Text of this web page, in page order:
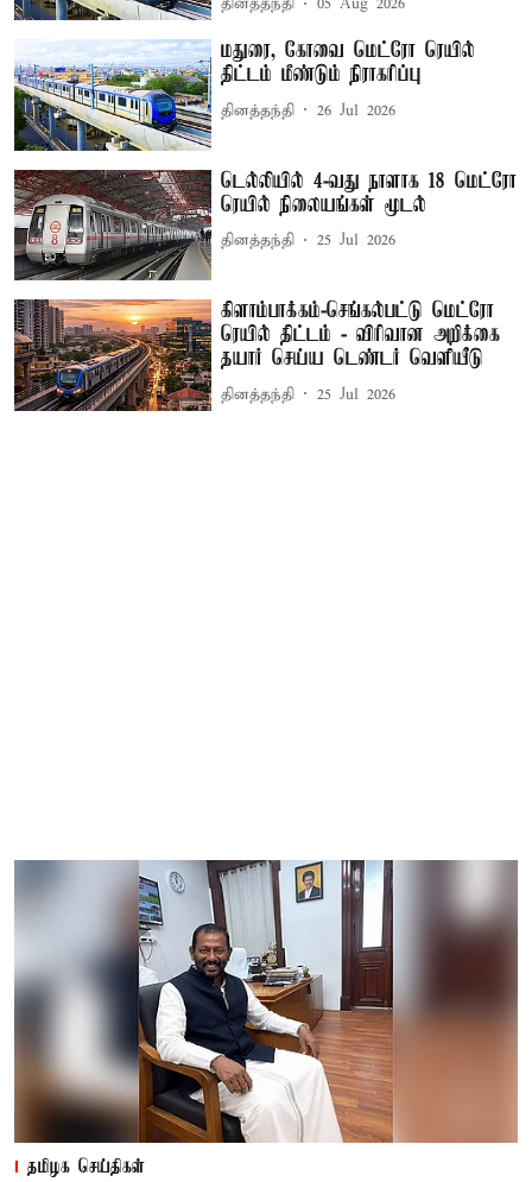
தினத்தந்தி 05 Aug 2026
மதுரை, கோவை மெட்ரோ ரெயில்
திட்டம் மீண்டும் நிராகரிப்பு
தினத்தந்தி 26 Jul 2026
டெல்லியில் 4-வது நாளாக 18 மெட்ரோ
ரெயில் நிலையங்கள் மூடல்
தினத்தந்தி 25 Jul 2026
கிளாம்பாக்கம்-செங்கல்பட்டு மெட்ரோ
ரெயில் திட்டம் - விரிவான அறிக்கை
தயார் செய்ய டெண்டர் வெளியீடு
தினத்தந்தி 25 Jul 2026
தமிழக செய்திகள்